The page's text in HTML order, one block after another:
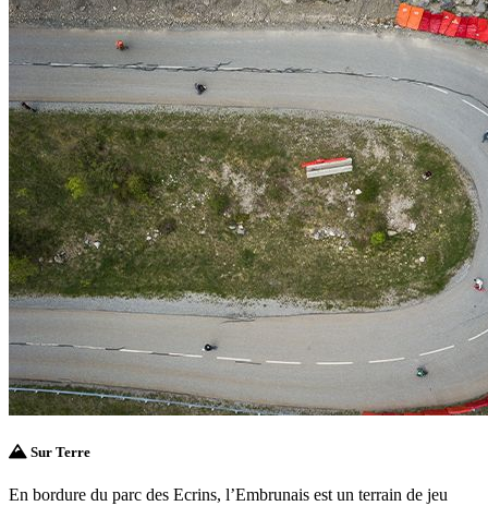
Sur Terre
En bordure du parc des Ecrins, l’Embrunais est un terrain de jeu